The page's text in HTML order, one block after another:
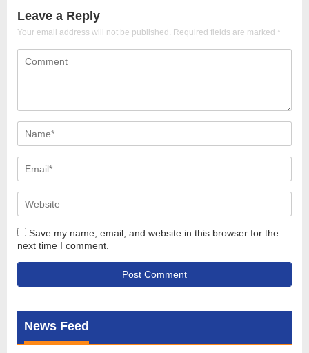
Leave a Reply
Your email address will not be published. Required fields are marked *
Save my name, email, and website in this browser for the
next time I comment.
News Feed